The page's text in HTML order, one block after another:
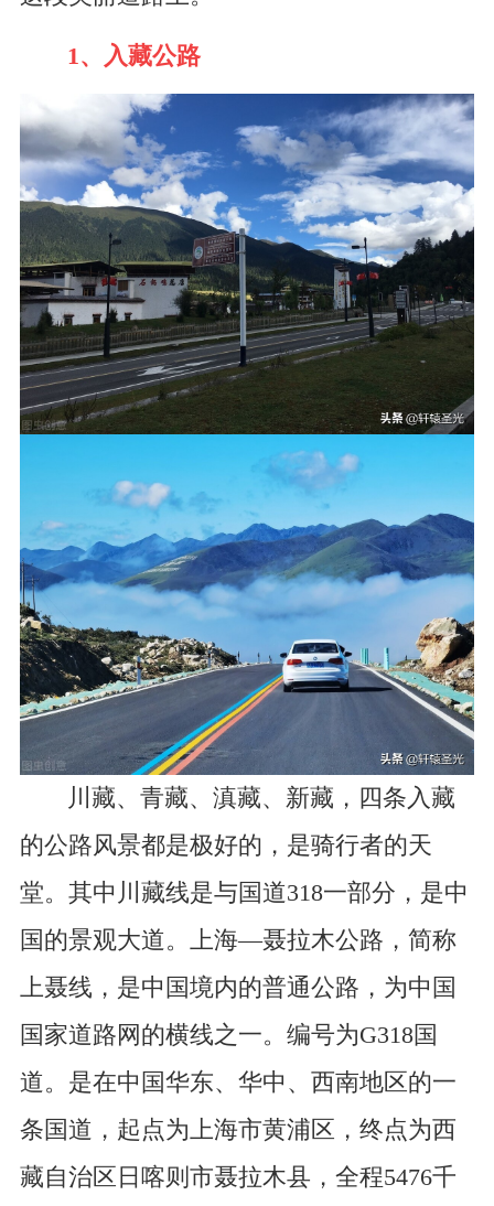
1、入藏公路
川藏、青藏、滇藏、新藏，四条入藏
的公路风景都是极好的，是骑行者的天
堂。其中川藏线是与国道318一部分，是中
国的景观大道。上海—聂拉木公路，简称
上聂线，是中国境内的普通公路，为中国
国家道路网的横线之一。编号为G318国
道。是在中国华东、华中、西南地区的一
条国道，起点为上海市黄浦区，终点为西
藏自治区日喀则市聂拉木县，全程5476千